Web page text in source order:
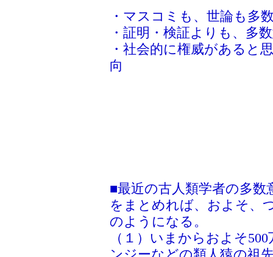
・マスコミも、世論も多
・証明・検証よりも、多
・社会的に権威があると
向
■最近の古人類学者の多数
をまとめれば、およそ、
のようになる。
（１）いまからおよそ